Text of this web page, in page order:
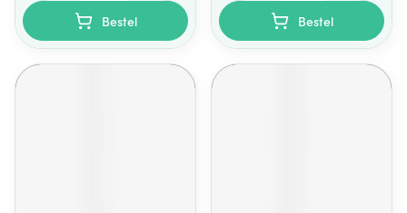
Bestel Bestel